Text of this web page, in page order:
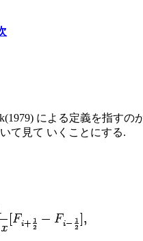
による定義を指す
て見て いくことにする.